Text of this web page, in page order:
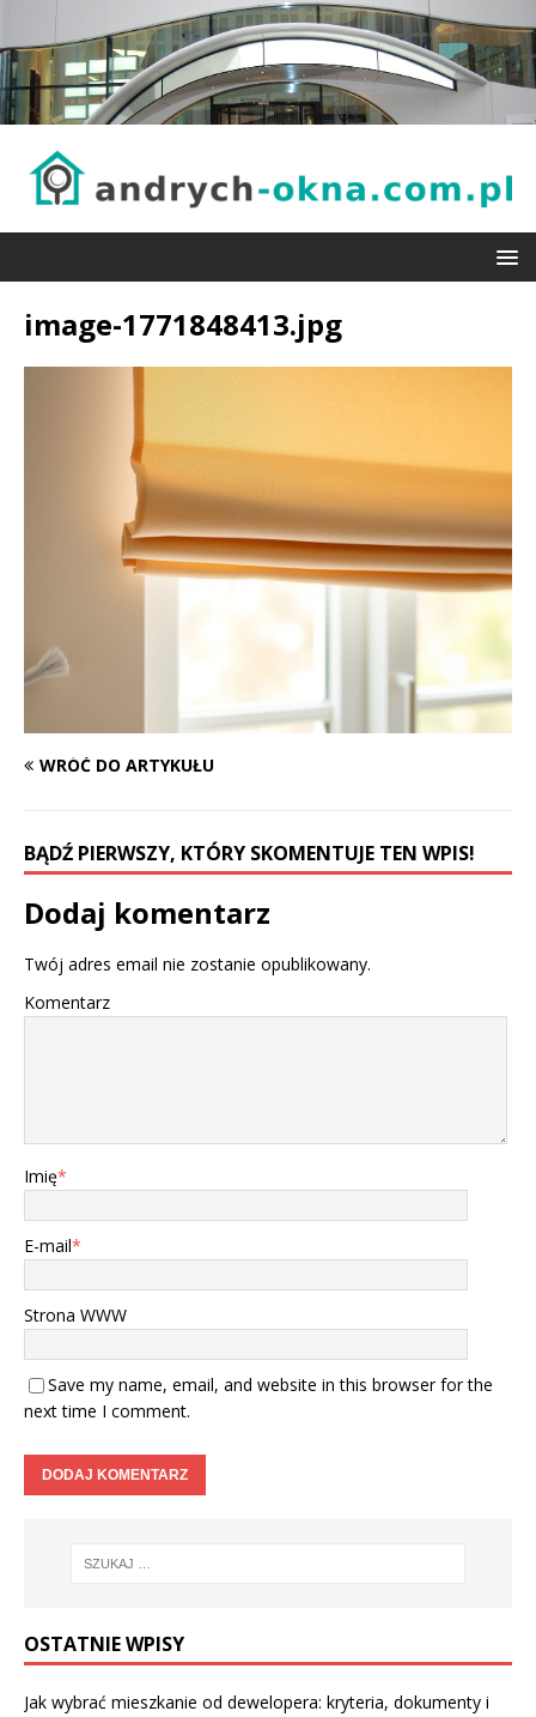
image-1771848413.jpg
WRÓĆ DO ARTYKUŁU
BĄDŹ PIERWSZY, KTÓRY SKOMENTUJE TEN WPIS!
Dodaj komentarz
Twój adres email nie zostanie opublikowany.
Komentarz
Imię*
E-mail*
Strona WWW
Save my name, email, and website in this browser for the
next time I comment.
OSTATNIE WPISY
Jak wybrać mieszkanie od dewelopera: kryteria, dokumenty i